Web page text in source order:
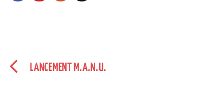
LANCEMENT M.A.N.U.